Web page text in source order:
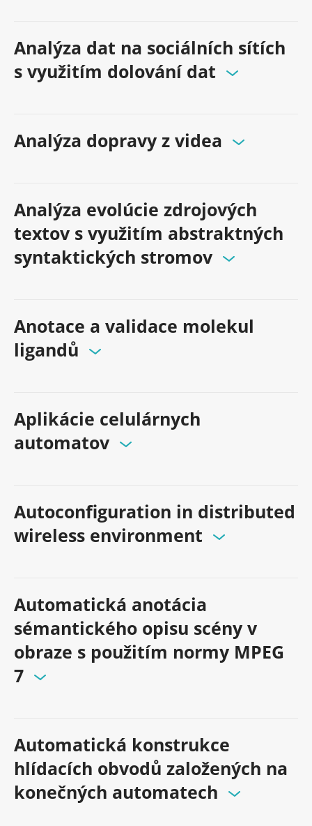
Analýza dat na sociálních sítích
s využitím dolování dat
Analýza dopravy z videa
Analýza evolúcie zdrojových
textov s využitím abstraktných
syntaktických stromov
Anotace a validace molekul
ligandů
Aplikácie celulárnych
automatov
Autoconfiguration in distributed
wireless environment
Automatická anotácia
sémantického opisu scény v
obraze s použitím normy MPEG
7
Automatická konstrukce
hlídacích obvodů založených na
konečných automatech